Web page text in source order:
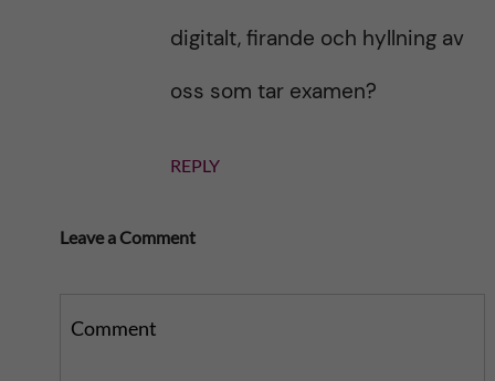
digitalt, firande och hyllning av
oss som tar examen?
REPLY
Leave a Comment
Comment